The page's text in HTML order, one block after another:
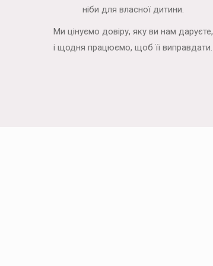
ніби для власної дитини.
Ми цінуємо довіру, яку ви нам даруєте,
і щодня працюємо, щоб її виправдати.